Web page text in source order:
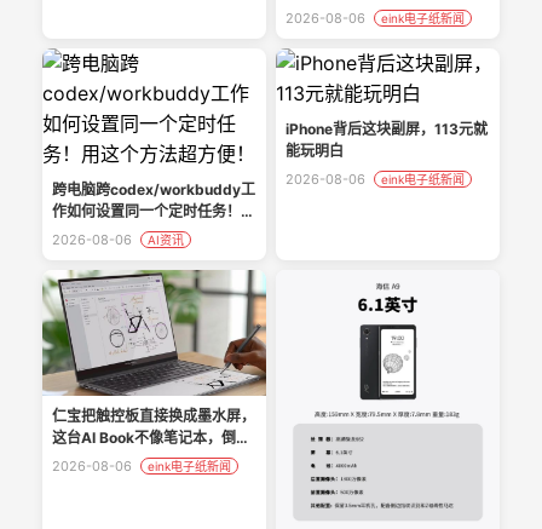
2026-08-06 eink电子纸新闻
跨电脑跨codex/workbuddy工
作如何设置同一个定时任务！用
这个方法超方便！
2026-08-06 AI资讯
iPhone背后这块副屏，113元就
能玩明白
2026-08-06 eink电子纸新闻
仁宝把触控板直接换成墨水屏，
这台AI Book不像笔记本，倒像
PC新物种真香
2026-08-06 eink电子纸新闻